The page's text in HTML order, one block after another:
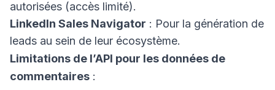
autorisées (accès limité).
LinkedIn Sales Navigator : Pour la génération de
leads au sein de leur écosystème.
Limitations de l’API pour les données de
commentaires :